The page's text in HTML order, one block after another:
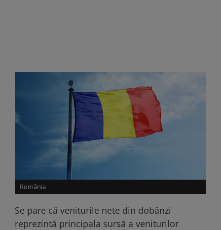
România
Se pare că veniturile nete din dobânzi
reprezintă principala sursă a veniturilor